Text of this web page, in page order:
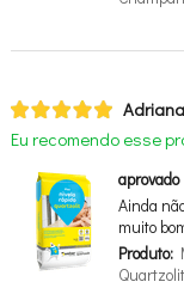
Eu recomendo esse
aprovado
Ainda
muito
Produto: